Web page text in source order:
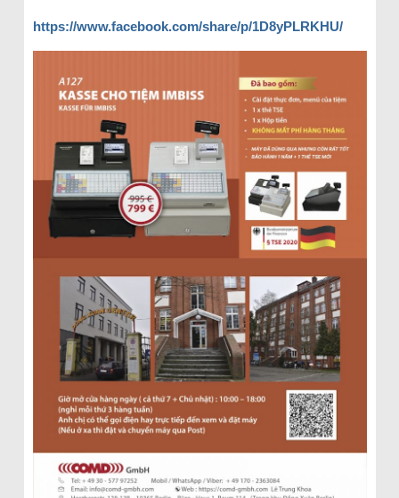
https://www.facebook.com/share/p/1D8yPLRKHU/